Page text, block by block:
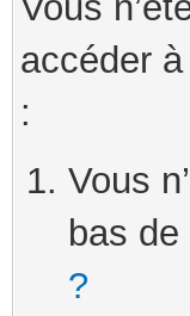
accéder
:
Vous
bas
?